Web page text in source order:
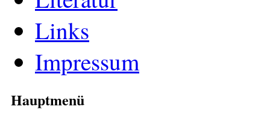
Links
Impressum
Hauptmenü